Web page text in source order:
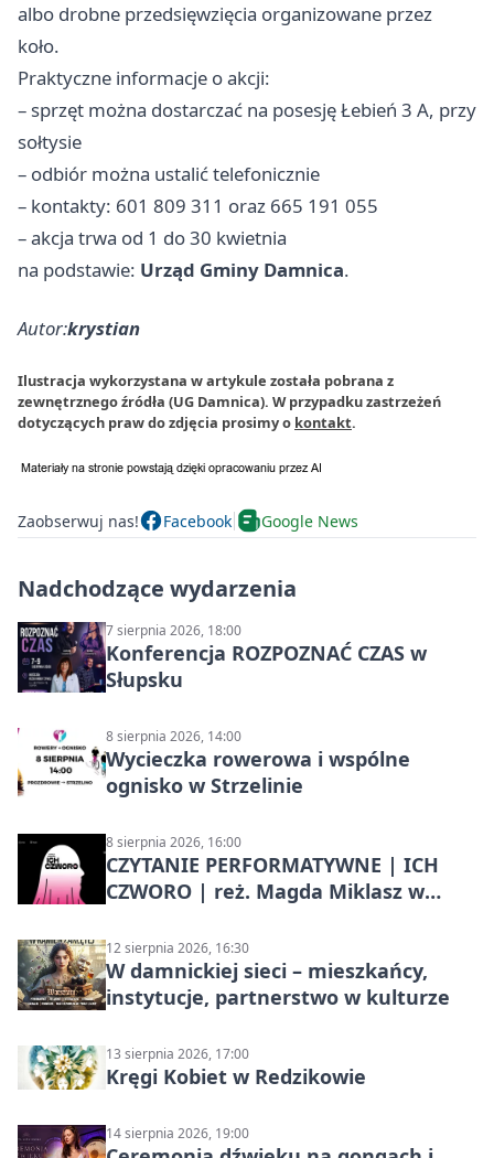
albo drobne przedsięwzięcia organizowane przez
koło.
Praktyczne informacje o akcji:
– sprzęt można dostarczać na posesję Łebień 3 A, przy
sołtysie
– odbiór można ustalić telefonicznie
– kontakty: 601 809 311 oraz 665 191 055
– akcja trwa od 1 do 30 kwietnia
na podstawie: Urząd Gminy Damnica.
Autor:krystian
Ilustracja wykorzystana w artykule została pobrana z
zewnętrznego źródła (UG Damnica). W przypadku zastrzeżeń
dotyczących praw do zdjęcia prosimy o kontakt.
Zaobserwuj nas! Facebook Google News
Nadchodzące wydarzenia
7 sierpnia 2026, 18:00
Konferencja ROZPOZNAĆ CZAS w
Słupsku
8 sierpnia 2026, 14:00
Wycieczka rowerowa i wspólne
ognisko w Strzelinie
8 sierpnia 2026, 16:00
CZYTANIE PERFORMATYWNE | ICH
CZWORO | reż. Magda Miklasz w
12 sierpnia 2026, 16:30
W damnickiej sieci – mieszkańcy,
instytucje, partnerstwo w kulturze
13 sierpnia 2026, 17:00
Kręgi Kobiet w Redzikowie
14 sierpnia 2026, 19:00